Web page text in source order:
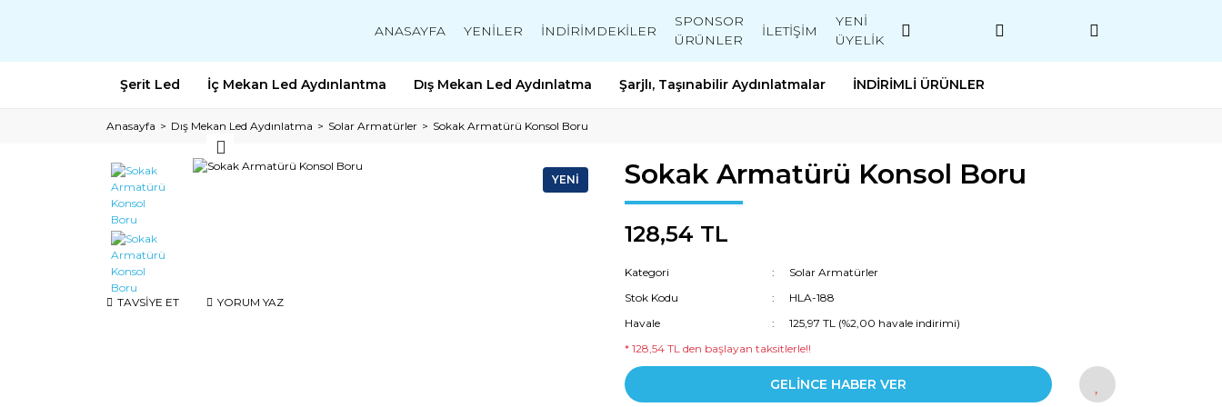
ANASAYFA YENİLER İNDİRİMDEKİLER
SPONSOR
ÜRÜNLER
İLETİŞİM
YENİ
ÜYELİK
Şerit Led İç Mekan Led Aydınlantma Dış Mekan Led Aydınlatma Şarjlı, Taşınabilir Aydınlatmalar İNDİRİMLİ ÜRÜNLER
Anasayfa Dış Mekan Led Aydınlatma Solar Armatürler Sokak Armatürü Konsol Boru
YENİ
TAVSİYE ET YORUM YAZ
Sokak Armatürü Konsol Boru
128,54 TL
Kategori
Solar Armatürler
Stok Kodu
HLA-188
Havale
125,97 TL (%2,00 havale indirimi)
* 128,54 TL den başlayan taksitlerle!!
GELİNCE HABER VER